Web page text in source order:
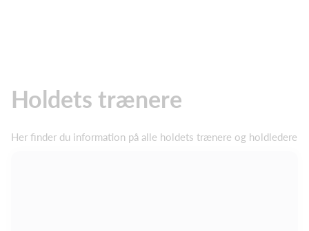
Holdets trænere
Her finder du information på alle holdets trænere og holdledere